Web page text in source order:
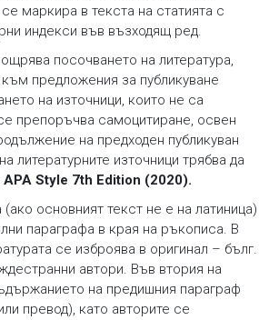
маркира в текста на статията с
индекси във възходящ ред.
посочването на литература,
предложения за публикуване
на източници, които не са
препоръчва самоцитиране, освен
на предходен публикуван
литературните източници трябва да
APA Style 7th Edition (2020).
(ако основният текст не е на латиница)
параграфа в края на ръкописа. В
се изброява в оригинал – бълг.
автори. Във втория на
на предишния параграф
превод), като авторите се